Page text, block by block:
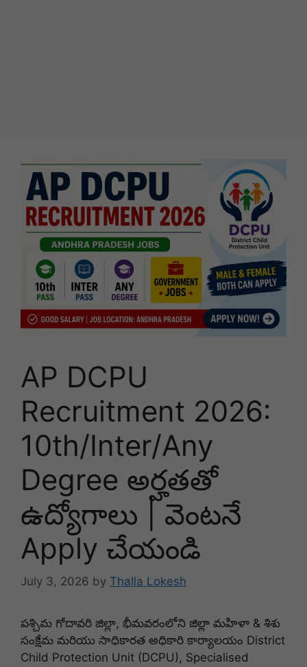
AP DCPU
Recruitment 2026:
10th/Inter/Any
Degree అర్హతతో
ఉద్యోగాలు | వెంటనే
Apply చేయండి
July 3, 2026 by Thalla Lokesh
పశ్చిమ గోదావరి జిల్లా, భీమవరంలోని జిల్లా మహిళా & శిశు
సంక్షేమ మరియు సాధికారత అధికారి కార్యాలయం District
Child Protection Unit (DCPU), Specialised